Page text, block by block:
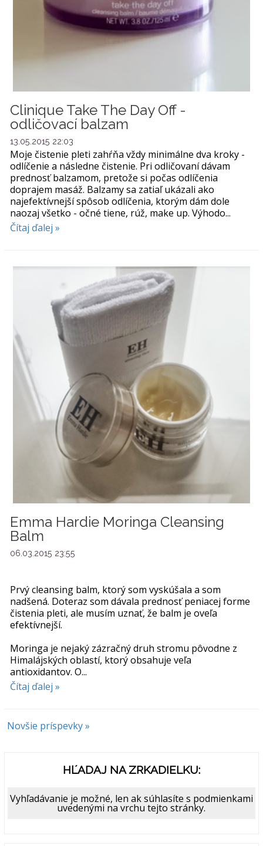
Clinique Take The Day Off -
odličovací balzam
13.05.2015 22:03
Moje čistenie pleti zahŕňa vždy minimálne dva kroky -
odlíčenie a následne čistenie. Pri odličovaní dávam
prednosť balzamom, pretože si počas odlíčenia
doprajem masáž. Balzamy sa zatiaľ ukázali ako
najefektívnejší spôsob odlíčenia, ktorým dám dole
naozaj všetko - očné tiene, rúž, make up. Výhodo...
Čítaj ďalej »
Emma Hardie Moringa Cleansing
Balm
06.03.2015 23:55
Prvý cleansing balm, ktorý som vyskúšala a som
nadšená. Doteraz som dávala prednosť peniacej forme
čistenia pleti, ale musím uznať, že balm je oveľa
efektívnejší.
Moringa je nejaký zázračný druh stromu pôvodne z
Himalájských oblastí, ktorý obsahuje veľa
antioxidantov. O...
Čítaj ďalej »
Novšie príspevky »
HĽADAJ NA ZRKADIELKU:
Vyhľadávanie je možné, len ak súhlasíte s podmienkami
uvedenými na vrchu tejto stránky.